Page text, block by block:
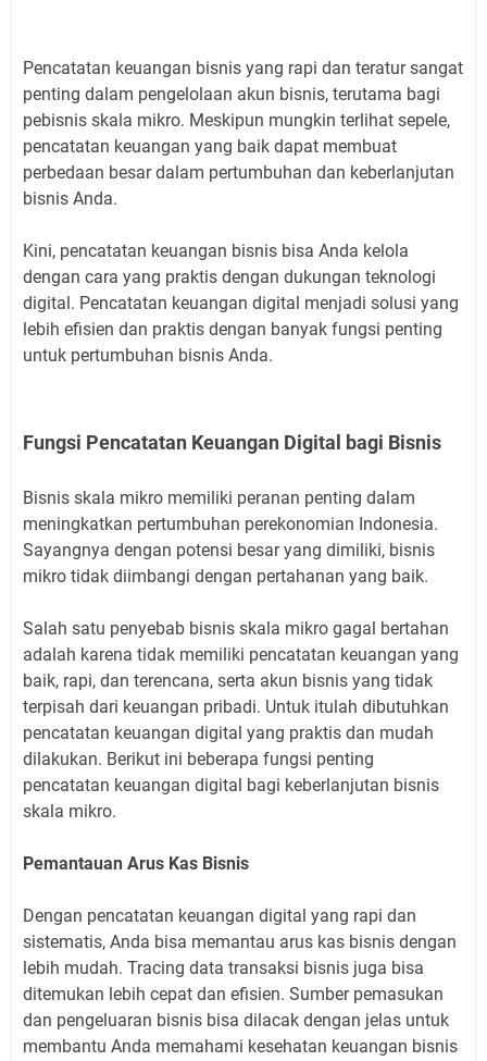
Pencatatan keuangan bisnis yang rapi dan teratur sangat
penting dalam pengelolaan akun bisnis, terutama bagi
pebisnis skala mikro. Meskipun mungkin terlihat sepele,
pencatatan keuangan yang baik dapat membuat
perbedaan besar dalam pertumbuhan dan keberlanjutan
bisnis Anda.
Kini, pencatatan keuangan bisnis bisa Anda kelola
dengan cara yang praktis dengan dukungan teknologi
digital. Pencatatan keuangan digital menjadi solusi yang
lebih efisien dan praktis dengan banyak fungsi penting
untuk pertumbuhan bisnis Anda.
Fungsi Pencatatan Keuangan Digital bagi Bisnis
Bisnis skala mikro memiliki peranan penting dalam
meningkatkan pertumbuhan perekonomian Indonesia.
Sayangnya dengan potensi besar yang dimiliki, bisnis
mikro tidak diimbangi dengan pertahanan yang baik.
Salah satu penyebab bisnis skala mikro gagal bertahan
adalah karena tidak memiliki pencatatan keuangan yang
baik, rapi, dan terencana, serta akun bisnis yang tidak
terpisah dari keuangan pribadi. Untuk itulah dibutuhkan
pencatatan keuangan digital yang praktis dan mudah
dilakukan. Berikut ini beberapa fungsi penting
pencatatan keuangan digital bagi keberlanjutan bisnis
skala mikro.
Pemantauan Arus Kas Bisnis
Dengan pencatatan keuangan digital yang rapi dan
sistematis, Anda bisa memantau arus kas bisnis dengan
lebih mudah. Tracing data transaksi bisnis juga bisa
ditemukan lebih cepat dan efisien. Sumber pemasukan
dan pengeluaran bisnis bisa dilacak dengan jelas untuk
membantu Anda memahami kesehatan keuangan bisnis